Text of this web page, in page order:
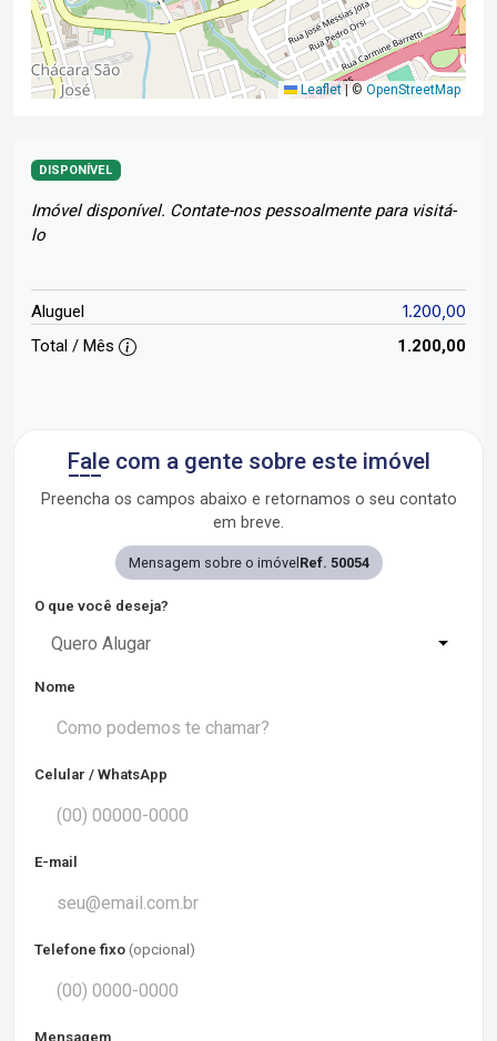
Leaflet | © OpenStreetMap
DISPONÍVEL
Imóvel disponível. Contate-nos pessoalmente para visitá-
lo
Aluguel 1.200,00
Total / Mês 1.200,00
Fale com a gente sobre este imóvel
Preencha os campos abaixo e retornamos o seu contato
em breve.
Mensagem sobre o imóvel Ref. 50054
O que você deseja?
Quero Alugar
Nome
Celular / WhatsApp
E-mail
Telefone fixo (opcional)
Mensagem